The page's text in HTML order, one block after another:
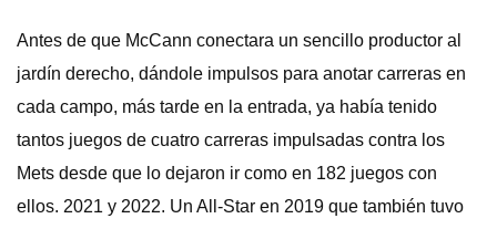
Antes de que McCann conectara un sencillo productor al
jardín derecho, dándole impulsos para anotar carreras en
cada campo, más tarde en la entrada, ya había tenido
tantos juegos de cuatro carreras impulsadas contra los
Mets desde que lo dejaron ir como en 182 juegos con
ellos. 2021 y 2022. Un All-Star en 2019 que también tuvo